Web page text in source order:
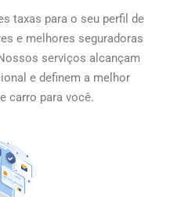
taxas para o seu perfil de
e melhores seguradoras
serviços alcançam
e definem a melhor
carro para você.